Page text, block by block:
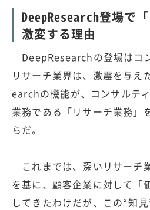
DeepResearch登場で
激変する理由
DeepResearchの登場はコ
リサーチ業界は、激震を与え
earchの機能が、コンサルテ
業務である「リサーチ業務」
らだ。
これまでは、深いリサーチ
を基に、顧客企業に対して「
してきたわけだが、この“知